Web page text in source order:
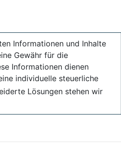
Informationen und Inhalte
Gewähr für die
Informationen dienen
individuelle steuerliche
Lösungen stehen wir